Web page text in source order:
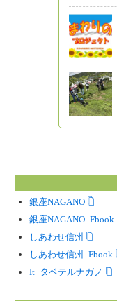
銀座NAGANO
銀座NAGANO Facebook
しあわせ信州
しあわせ信州 Facebook
Instagram タベテルナガノ